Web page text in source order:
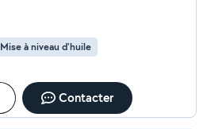
Mise à niveau d'huile
Contacter